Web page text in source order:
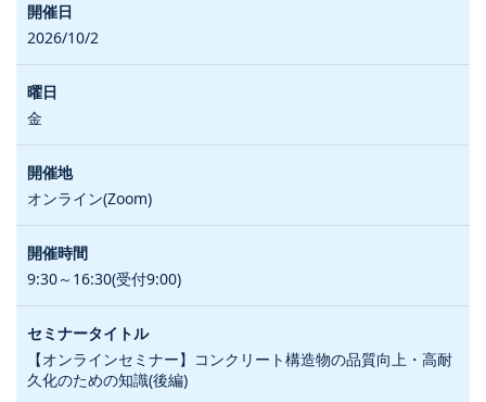
2026/10/2
金
オンライン(Zoom)
9:30～16:30(受付9:00)
【オンラインセミナー】コンクリート構造物の品質向上・高耐
久化のための知識(後編)